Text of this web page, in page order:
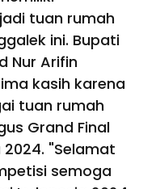
tuan rumah
ini. Bupati
Nur Arifin
kasih karena
tuan rumah
Grand Final
"Selamat
semoga